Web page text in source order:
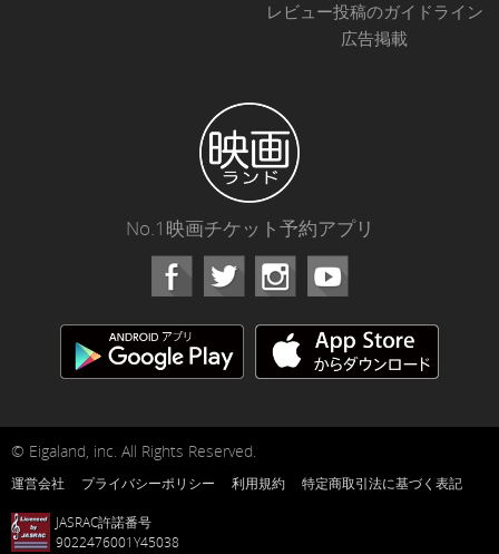
レビュー投稿のガイドライン
広告掲載
No.1映画チケット予約アプリ
Facebook Instagram
© Eigaland, inc. All Rights Reserved.
運営会社 プライバシーポリシー 利用規約 特定商取引法に基づく表記
JASRAC許諾番号
9022476001Y45038